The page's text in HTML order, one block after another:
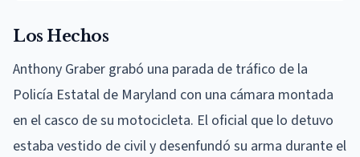
Los Hechos
Anthony Graber grabó una parada de tráfico de la
Policía Estatal de Maryland con una cámara montada
en el casco de su motocicleta. El oficial que lo detuvo
estaba vestido de civil y desenfundó su arma durante el